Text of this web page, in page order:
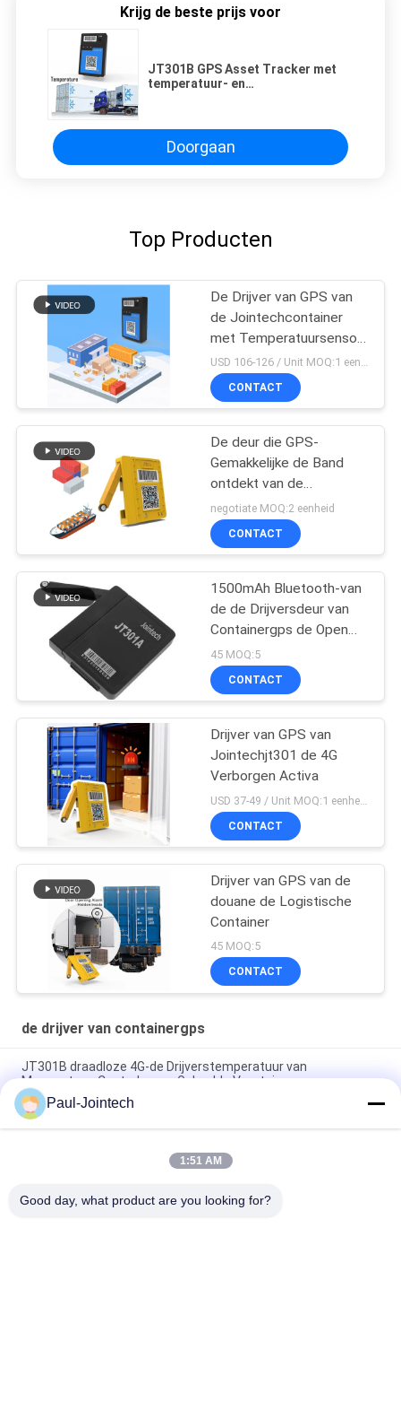
Krijg de beste prijs voor
JT301B GPS Asset Tracker met
temperatuur- en
Container Tracker
Doorgaan
Top Producten
De Drijver van GPS van
de Jointechcontainer
met Temperatuursensor
voor Koude Logistische
Ketting
USD 106-126 / Unit MOQ:1 eenheid
CONTACT
De deur die GPS-
Gemakkelijke de Band
ontdekt van de
Containerdrijver 4G
installeert lange
levensduur batterij
negotiate MOQ:2 eenheid
CONTACT
1500mAh Bluetooth-van
de de Drijversdeur van
Containergps de Open
Ontdekkende Waakzame
Drijver
45 MOQ:5
CONTACT
Drijver van GPS van
Jointechjt301 de 4G
Verborgen Activa
CONTACT
Drijver van GPS van de
douane de Logistische
Container
45 MOQ:5
CONTACT
de drijver van containergps
JT301B draadloze 4G-de Drijverstemperatuur van
Magneetgps Controle voor Gekoelde Voertuigen
Drijver van GPS van de deur de Controlerende Container binnen
Container 3 Maanden Batterij
Van de Containergps van het Jointechaluminium de Anti-
Paul-Jointech
1:51 AM
Good day, what product are you looking for?